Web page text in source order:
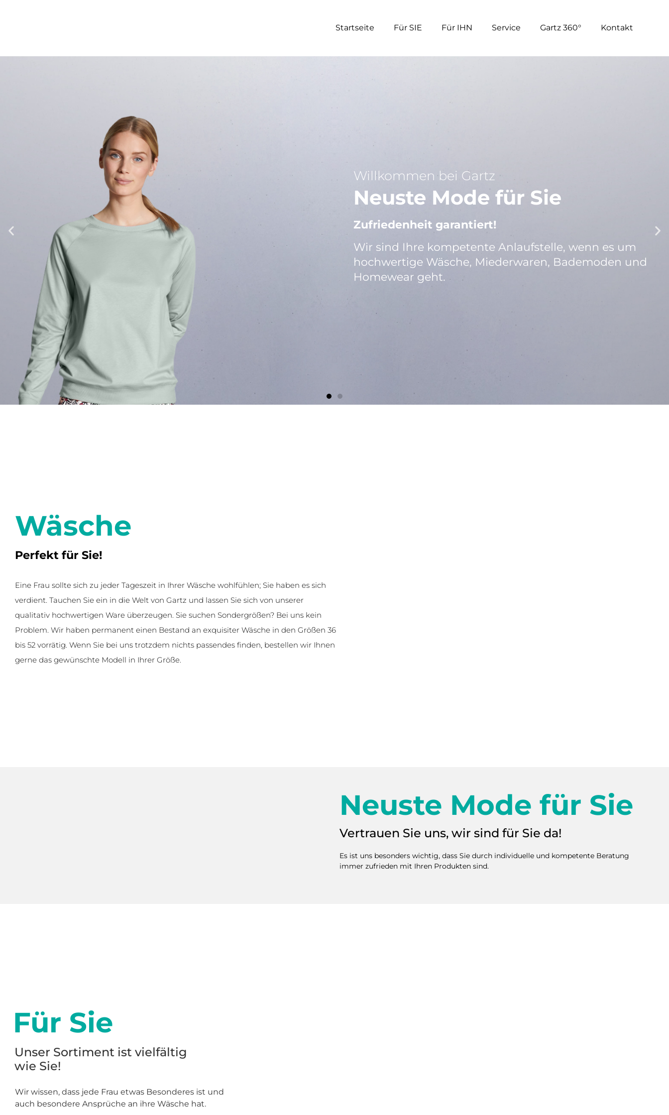
Startseite Für SIE Für IHN Service Gartz 360° Kontakt
Willkommen bei Gartz
Neuste Mode für Sie
Zufriedenheit garantiert!
Wir sind Ihre kompetente Anlaufstelle, wenn es um
hochwertige Wäsche, Miederwaren, Bademoden und
Homewear geht.
Wäsche
Perfekt für Sie!
Eine Frau sollte sich zu jeder Tageszeit in Ihrer Wäsche wohlfühlen; Sie haben es sich
verdient. Tauchen Sie ein in die Welt von Gartz und lassen Sie sich von unserer
qualitativ hochwertigen Ware überzeugen. Sie suchen Sondergrößen? Bei uns kein
Problem. Wir haben permanent einen Bestand an exquisiter Wäsche in den Größen 36
bis 52 vorrätig. Wenn Sie bei uns trotzdem nichts passendes finden, bestellen wir Ihnen
gerne das gewünschte Modell in Ihrer Größe.
Neuste Mode für Sie
Vertrauen Sie uns, wir sind für Sie da!
Es ist uns besonders wichtig, dass Sie durch individuelle und kompetente Beratung
immer zufrieden mit Ihren Produkten sind.
Für Sie
Unser Sortiment ist vielfältig
wie Sie!
Wir wissen, dass jede Frau etwas Besonderes ist und
auch besondere Ansprüche an ihre Wäsche hat.